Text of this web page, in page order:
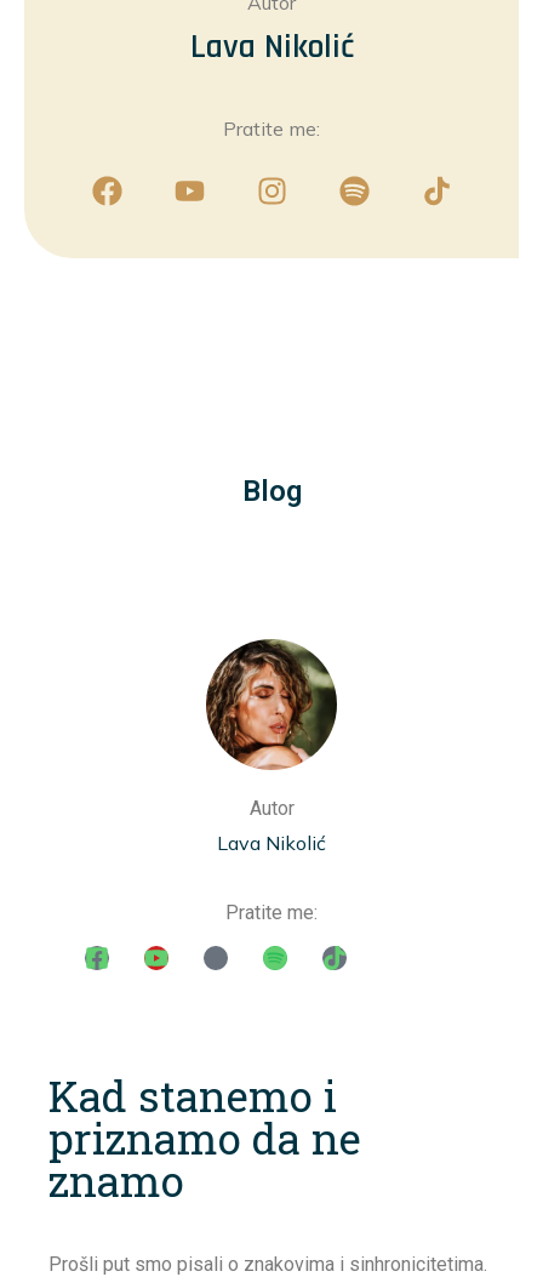
Lava Nikolić
Pratite me:
Blog
Autor
Lava Nikolić
Pratite me:
Kad stanemo i
priznamo da ne
znamo
Prošli put smo pisali o znakovima i sinhronicitetima.